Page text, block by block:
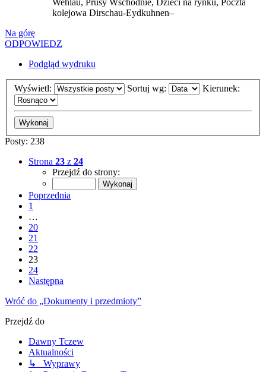
kolejowa Dirschau-Eydkuhnen–
Na górę
ODPOWIEDZ
Podgląd wydruku
Wyświetl: Sortuj wg: Kierunek:
Posty: 238
Strona 23 z 24
Przejdź do strony:
Poprzednia
1
…
20
21
22
23
24
Następna
Wróć do „Dokumenty i przedmioty”
Przejdź do
Dawny Tczew
Aktualności
↳ Wyprawy